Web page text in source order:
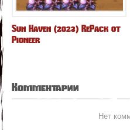
Sun Haven (2023) RePack от
Pioneer
Комментарии
Нет